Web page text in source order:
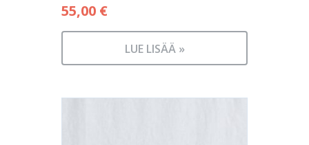
55,00 €
LUE LISÄÄ »